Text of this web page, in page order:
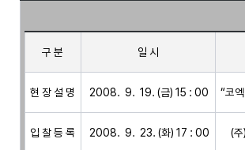
구 분 일 시
현 장 설 명 “코
입 찰 등 록 (